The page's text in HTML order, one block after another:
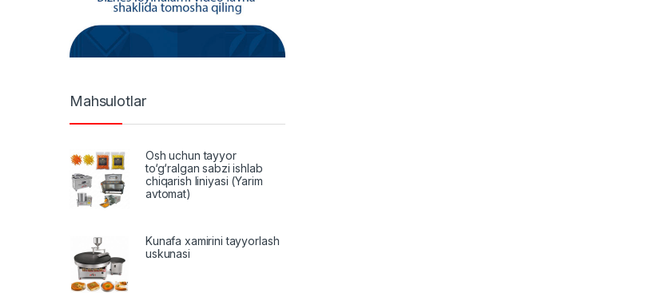
Mahsulotlar
Osh uchun tayyor
to‘g‘ralgan sabzi ishlab
chiqarish liniyasi (Yarim
avtomat)
Kunafa xamirini tayyorlash
uskunasi